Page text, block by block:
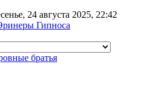
24 августа 2025, 22:42
Гипноса
братья